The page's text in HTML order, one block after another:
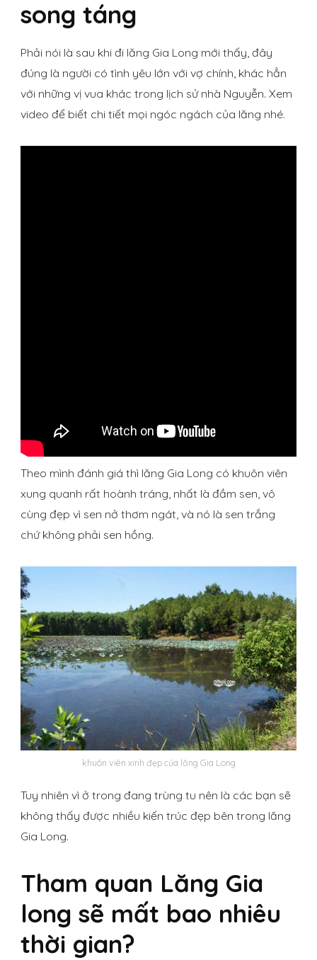
song táng
Phải nói là sau khi đi lăng Gia Long mới thấy, đây
đúng là người có tình yêu lớn với vợ chính, khác hẳn
với những vị vua khác trong lịch sử nhà Nguyễn. Xem
video để biết chi tiết mọi ngóc ngách của lăng nhé.
Theo mình đánh giá thì lăng Gia Long có khuôn viên
xung quanh rất hoành tráng, nhất là đầm sen, vô
cùng đẹp vì sen nở thơm ngát, và nó là sen trắng
chứ không phải sen hồng.
khuôn viên xinh đẹp của lăng Gia Long
Tuy nhiên vì ở trong đang trùng tu nên là các bạn sẽ
không thấy được nhiều kiến trúc đẹp bên trong lăng
Gia Long.
Tham quan Lăng Gia
long sẽ mất bao nhiêu
thời gian?